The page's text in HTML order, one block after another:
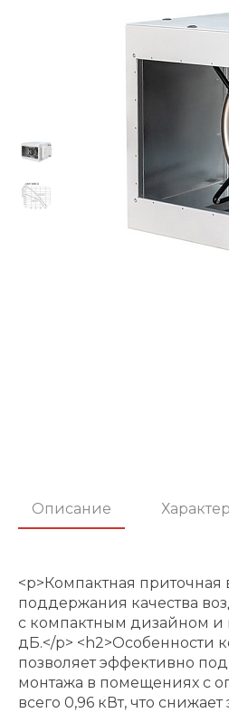
Описание
<p>Компактная
поддержания качества
с компактным дизайном и
дБ.</p> <h2>Особенности
позволяет эффективно
монтажа в помещениях с
всего 0,96 кВт, что